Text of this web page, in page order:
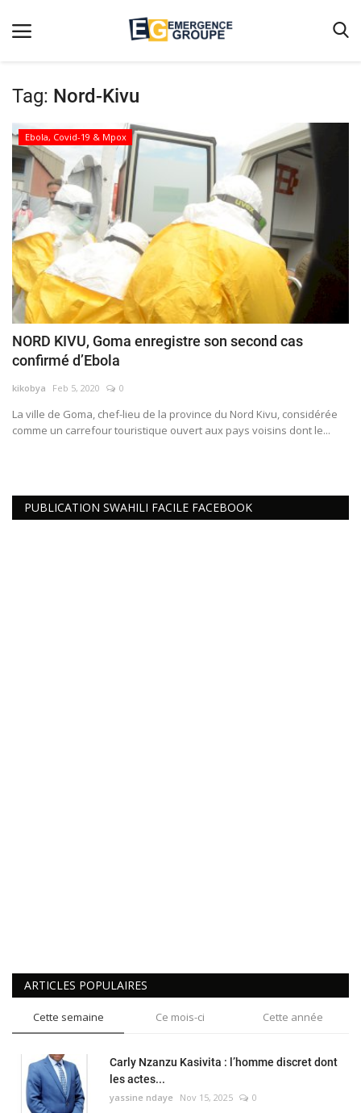
Accueil
Contact
Emergence
Galerie
Terms & Conditions
Nos Publications
Magazine
Partenaires
Connexion
Register
Français
Tag: Nord-Kivu
Ebola, Covid-19 & Mpox
NORD KIVU, Goma enregistre son second cas
confirmé d’Ebola
kikobya Feb 5, 2020 0
La ville de Goma, chef-lieu de la province du Nord Kivu, considérée
comme un carrefour touristique ouvert aux pays voisins dont le...
PUBLICATION SWAHILI FACILE FACEBOOK
ARTICLES POPULAIRES
Cette semaine Ce mois-ci Cette année
Carly Nzanzu Kasivita : l’homme discret dont
les actes...
yassine ndaye Nov 15, 2025 0